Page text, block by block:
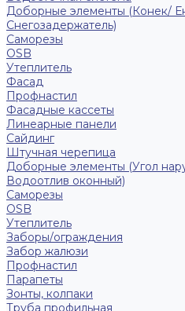
Доборные элементы (Конек/
Снегозадержатель)
Саморезы
ОSB
Утеплитель
Фасад
Профнастил
Фасадные кассеты
Линеарные панели
Сайдинг
Штучная черепица
Доборные элементы (Угол
Водоотлив оконный)
Саморезы
OSB
Утеплитель
Заборы/ограждения
Забор жалюзи
Профнастил
Парапеты
Зонты, колпаки
Труба профильная